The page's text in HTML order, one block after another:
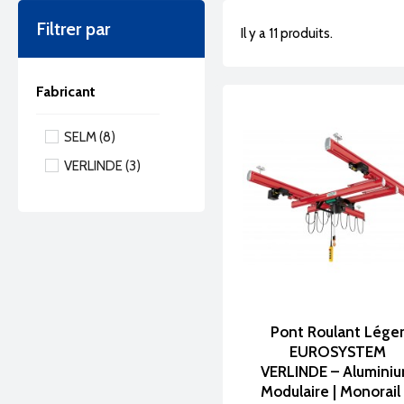
Structures
Poutres de
précision et
Ponts posés
performante.
Filtrer par
Fabricant
SELM(8)
VERLINDE (3)
Il y a 11 produits.
Pont Roulant Léger
EUROSYSTEM
VERLINDE –
Modulaire | Monorail